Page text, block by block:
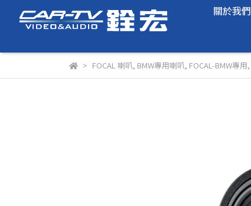
關於我們
FOCAL 喇叭, BMW專用喇叭, FOCAL-BMW專用,